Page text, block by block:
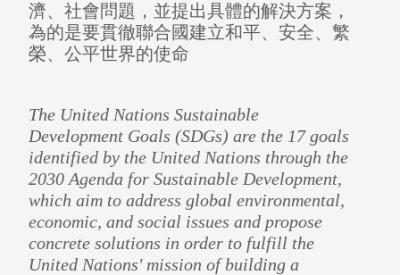
濟、社會問題，並提出具體的解決方案，
為的是要貫徹聯合國建立和平、安全、繁
榮、公平世界的使命
The United Nations Sustainable
Development Goals (SDGs) are the 17 goals
identified by the United Nations through the
2030 Agenda for Sustainable Development,
which aim to address global environmental,
economic, and social issues and propose
concrete solutions in order to fulfill the
United Nations' mission of building a